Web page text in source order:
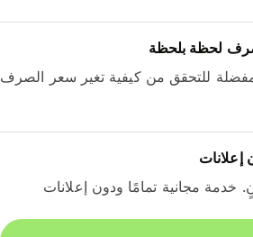
لحظة بلحظة
للتحقق من كيفية تغير سعر الصرف
خدمة مجانية تمامًا ودون إعلانات